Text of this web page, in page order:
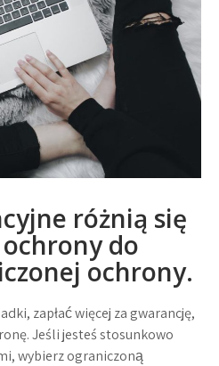
różnią się
do
ochrony.
zapłać więcej za gwarancję,
Jeśli jesteś stosunkowo
wybierz ograniczoną